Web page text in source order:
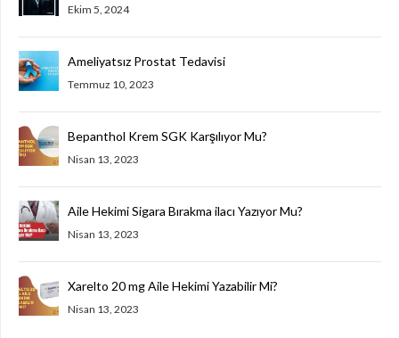
Ekim 5, 2024
Ameliyatsız Prostat Tedavisi
Temmuz 10, 2023
Bepanthol Krem SGK Karşılıyor Mu?
Nisan 13, 2023
Aile Hekimi Sigara Bırakma ilacı Yazıyor Mu?
Nisan 13, 2023
Xarelto 20 mg Aile Hekimi Yazabilir Mi?
Nisan 13, 2023